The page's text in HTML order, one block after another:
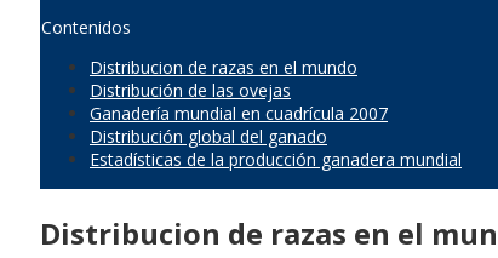
Contenidos
Distribucion de razas en el mundo
Distribución de las ovejas
Ganadería mundial en cuadrícula 2007
Distribución global del ganado
Estadísticas de la producción ganadera mundial
Distribucion de razas en el